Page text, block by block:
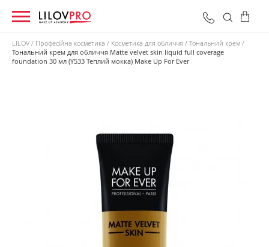
LILOV Професійна косметика Косметика для обличчя
Тональний крем
Тональний крем для обличчя Matte velvet skin liquid full coverage
foundation 30 мл (Y533 Теплий мокка) Make Up For Ever